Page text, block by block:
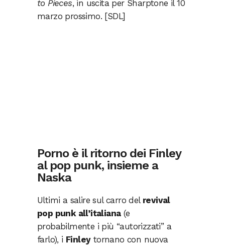
to Pieces, in uscita per Sharptone il 10
marzo prossimo. [SDL]
Porno è il ritorno dei Finley
al pop punk, insieme a
Naska
Ultimi a salire sul carro del revival
pop punk all’italiana(e
probabilmente i più “autorizzati” a
farlo), i Finleytornano con nuova